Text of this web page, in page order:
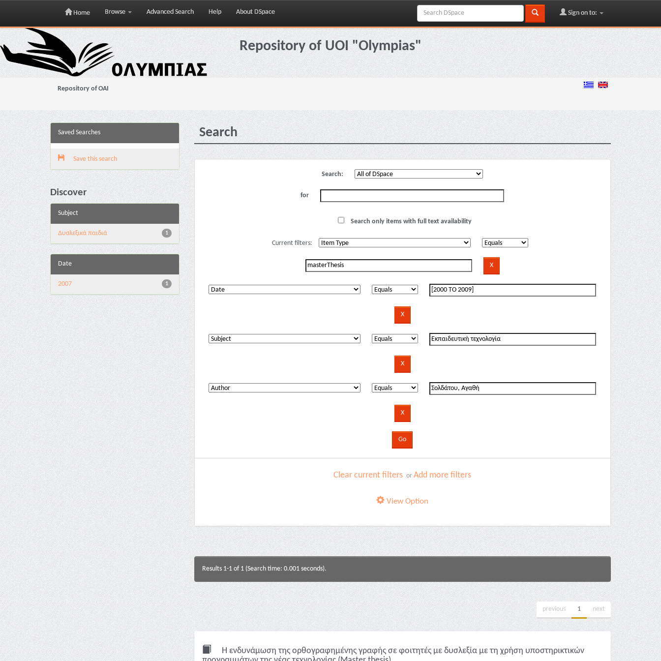
Skip
navigation
Home Browse Advanced Search Help About DSpace Sign on to:
Repository of UOI "Olympias"
Repository of OAI
Saved Searches
Save this search
Discover
Subject
1
Δυσλεξικά παιδιά
Date
1
2007
Search
Search:
for
Search only items with full text availability
Current filters:
Clear current filters orAdd more filters
View Option
Results 1-1 of 1 (Search time: 0.001 seconds).
previous 1 next
Η ενδυνάμωση της ορθογραφημένης γραφής σε φοιτητές με δυσλεξία με τη χρήση υποστηρικτικών